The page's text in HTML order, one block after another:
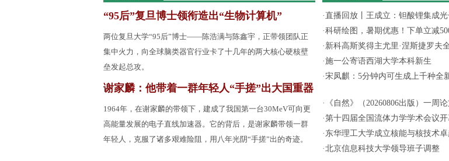
“95后”复旦博士领衔造出“生物计算机”
两位复旦大学“95后”博士——陈浩满与陈鑫宇，正带领团队正
集中火力，向全球脑类器官行业卡了十几年的两大核心硬核壁
垒发起总攻。
谢家麟：他带着一群年轻人“手搓”出大国重器
1964年，在谢家麟的带领下，建成了我国第一台30MeV可向更
高能量发展的电子直线加速器。它的背后，是谢家麟带领一群
年轻人，克服了诸多艰难险阻，用八年光阴“手搓”出的奇迹。
·直播回放丨王成立：钽酸锂集成
·科研绘图，暑期优惠！下单立减
· 新科高斯奖得主尤里·涅斯捷罗夫
·施一公寄语西湖大学本科新生
·宋凤麒：5分钟内可生成上千种全
·
《自然》（20260806出版）一周
·第十四届全国流体力学学术会议开
· 东华理工大学成立核能与核技术
·北京信息科技大学领导班子调整